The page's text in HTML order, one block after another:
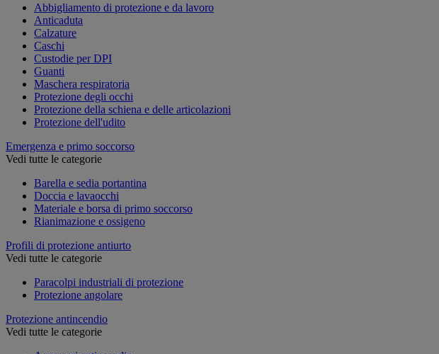
Abbigliamento di protezione e da lavoro
Anticaduta
Calzature
Caschi
Custodie per DPI
Guanti
Maschera respiratoria
Protezione degli occhi
Protezione della schiena e delle articolazioni
Protezione dell'udito
Emergenza e primo soccorso
Vedi tutte le categorie
Barella e sedia portantina
Doccia e lavaocchi
Materiale e borsa di primo soccorso
Rianimazione e ossigeno
Profili di protezione antiurto
Vedi tutte le categorie
Paracolpi industriali di protezione
Protezione angolare
Protezione antincendio
Vedi tutte le categorie